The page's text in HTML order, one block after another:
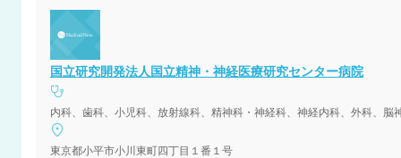
国立研究開発法人国立精神・神経医療研究センター病院
東京都小平市小川東町四丁目１番１号